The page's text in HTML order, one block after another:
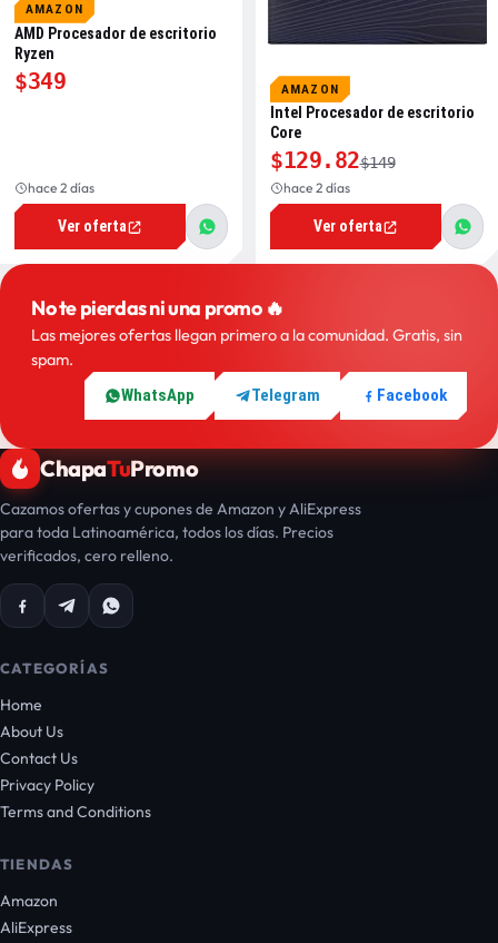
AMAZON
AMD Procesador de escritorio
Ryzen
$349
hace 2 días
Ver oferta
AMAZON
Intel Procesador de escritorio
Core
$129.82$149
hace 2 días
Ver oferta
No te pierdas ni una promo 🔥
Las mejores ofertas llegan primero a la comunidad. Gratis, sin
spam.
WhatsApp Telegram Facebook
ChapaTuPromo
Cazamos ofertas y cupones de Amazon y AliExpress
para toda Latinoamérica, todos los días. Precios
verificados, cero relleno.
CATEGORÍAS
Home
About Us
Contact Us
Privacy Policy
Terms and Conditions
TIENDAS
Amazon
AliExpress